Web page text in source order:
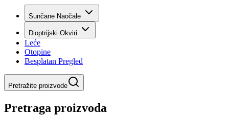
Sunčane Naočale
Dioptrijski Okviri
Leće
Otopine
Besplatan Pregled
Pretražite proizvode
Pretraga proizvoda